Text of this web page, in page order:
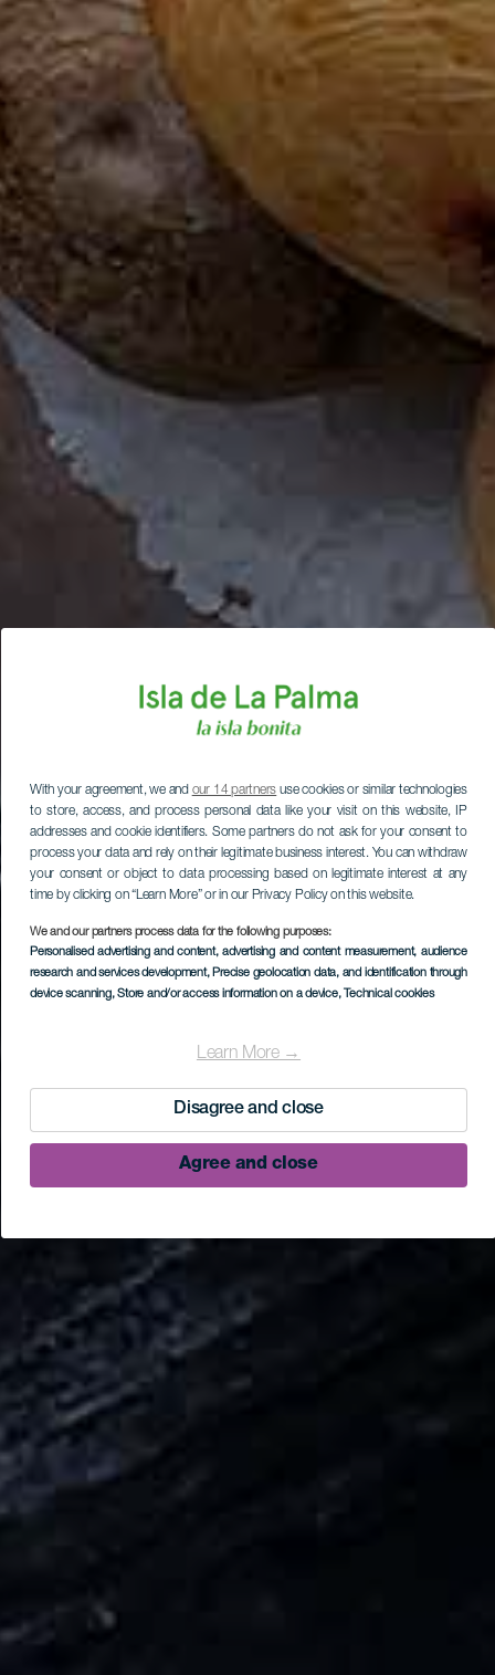
With your agreement, we and our 14 partners use cookies or similar technologies
to store, access, and process personal data like your visit on this website, IP
addresses and cookie identifiers. Some partners do not ask for your consent to
process your data and rely on their legitimate business interest. You can withdraw
your consent or object to data processing based on legitimate interest at any
time by clicking on “Learn More” or in our Privacy Policy on this website.
We and our partners process data for the following purposes:
Personalised advertising and content, advertising and content measurement, audience
research and services development, Precise geolocation data, and identification through
device scanning, Store and/or access information on a device, Technical cookies
Learn More →
Disagree and close
Agree and close